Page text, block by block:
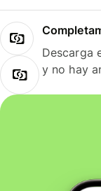
Descarga
y no hay